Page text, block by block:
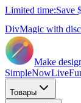
Limited time:Save
DivMagic with
Make
SimpleNowLive
Товары